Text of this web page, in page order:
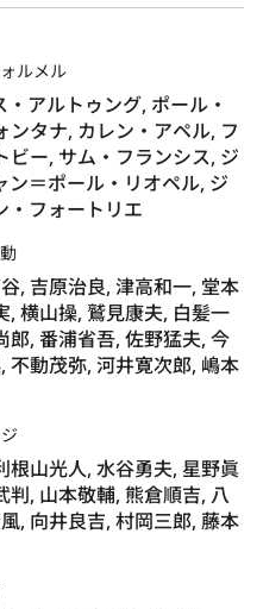
ルメル
アルトゥング, ポール・
タナ, カレン・アペル, フ
ビー, サム・フランシス, ジ
ン＝ポール・リオペル, ジ
・フォートリエ
, 吉原治良, 津高和一, 堂本
, 横山操, 鷲見康夫, 白髪一
郎, 番浦省吾, 佐野猛夫, 今
不動茂弥, 河井寛次郎, 嶋本
根山光人, 水谷勇夫, 星野眞
判, 山本敬輔, 熊倉順吉, 八
, 向井良吉, 村岡三郎, 藤本